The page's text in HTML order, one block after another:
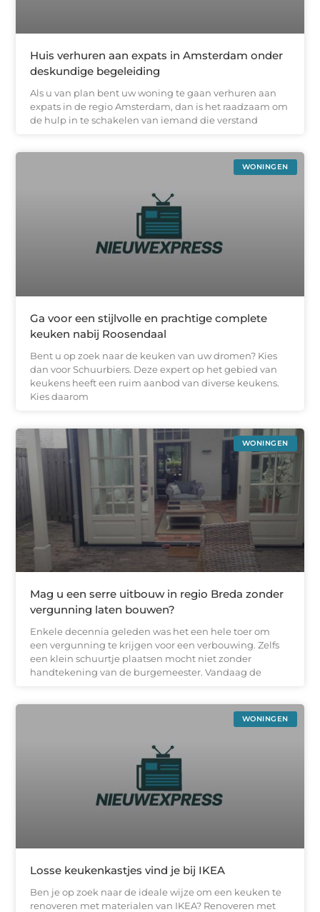
Huis verhuren aan expats in Amsterdam onder
deskundige begeleiding
Als u van plan bent uw woning te gaan verhuren aan
expats in de regio Amsterdam, dan is het raadzaam om
de hulp in te schakelen van iemand die verstand
WONINGEN
Ga voor een stijlvolle en prachtige complete
keuken nabij Roosendaal
Bent u op zoek naar de keuken van uw dromen? Kies
dan voor Schuurbiers. Deze expert op het gebied van
keukens heeft een ruim aanbod van diverse keukens.
Kies daarom
WONINGEN
Mag u een serre uitbouw in regio Breda zonder
vergunning laten bouwen?
Enkele decennia geleden was het een hele toer om
een vergunning te krijgen voor een verbouwing. Zelfs
een klein schuurtje plaatsen mocht niet zonder
handtekening van de burgemeester. Vandaag de
WONINGEN
Losse keukenkastjes vind je bij IKEA
Ben je op zoek naar de ideale wijze om een keuken te
renoveren met materialen van IKEA? Renoveren met